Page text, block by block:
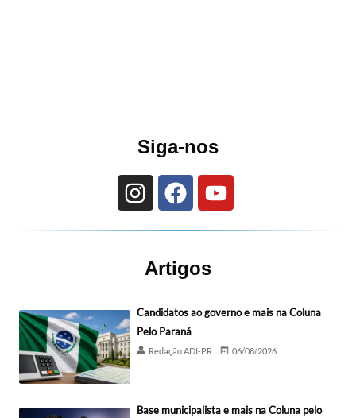
Siga-nos
Artigos
Candidatos ao governo e mais na Coluna
Pelo Paraná
Redação ADI-PR 06/08/2026
Base municipalista e mais na Coluna pelo